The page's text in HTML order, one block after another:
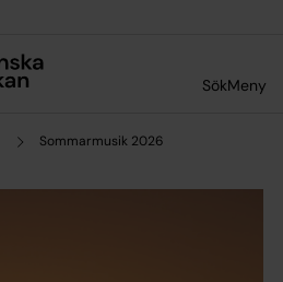
SökMeny
Sommarmusik 2026